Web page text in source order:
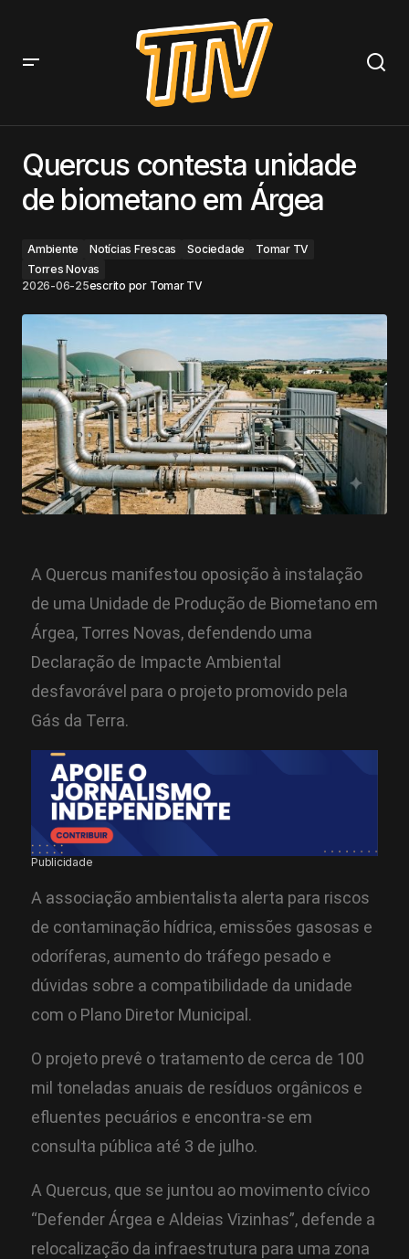
Quercus contesta unidade
de biometano em Árgea
Ambiente Notícias Frescas Sociedade
Tomar TV
Torres Novas
2026-06-25escrito por Tomar TV
A Quercus manifestou oposição à instalação
de uma Unidade de Produção de Biometano em
Árgea, Torres Novas, defendendo uma
Declaração de Impacte Ambiental
desfavorável para o projeto promovido pela
Gás da Terra.
Publicidade
A associação ambientalista alerta para riscos
de contaminação hídrica, emissões gasosas e
odoríferas, aumento do tráfego pesado e
dúvidas sobre a compatibilidade da unidade
com o Plano Diretor Municipal.
O projeto prevê o tratamento de cerca de 100
mil toneladas anuais de resíduos orgânicos e
efluentes pecuários e encontra-se em
consulta pública até 3 de julho.
A Quercus, que se juntou ao movimento cívico
“Defender Árgea e Aldeias Vizinhas”, defende a
relocalização da infraestrutura para uma zona